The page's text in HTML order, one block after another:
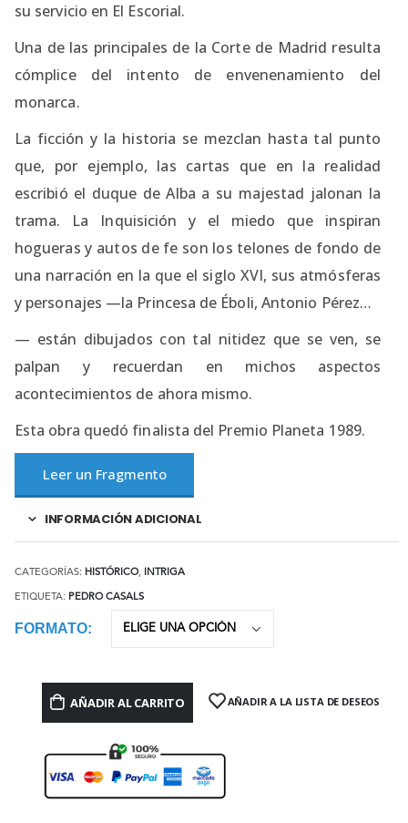
su servicio en El Escorial.
Una de las principales de la Corte de Madrid resulta
cómplice del intento de envenenamiento del
monarca.
La ficción y la historia se mezclan hasta tal punto
que, por ejemplo, las cartas que en la realidad
escribió el duque de Alba a su majestad jalonan la
trama. La Inquisición y el miedo que inspiran
hogueras y autos de fe son los telones de fondo de
una narración en la que el siglo XVI, sus atmósferas
y personajes —la Princesa de Éboli, Antonio Pérez…
— están dibujados con tal nitidez que se ven, se
palpan y recuerdan en michos aspectos
acontecimientos de ahora mismo.
Esta obra quedó finalista del Premio Planeta 1989.
Leer un Fragmento
INFORMACIÓN ADICIONAL
CATEGORÍAS: HISTÓRICO, INTRIGA
ETIQUETA: PEDRO CASALS
FORMATO
AÑADIR AL CARRITO AÑADIR A LA LISTA DE DESEOS